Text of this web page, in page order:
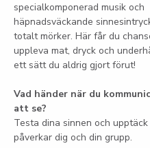
specialkomponerad musik och
häpnadsväckande
totalt mörker. Här får du
uppleva mat, dryck och
ett sätt du aldrig gjort förut!
Vad händer när du
att se?
Testa dina sinnen och
påverkar dig och din grupp.